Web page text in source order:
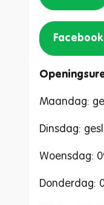
Facebook
Maandag:
Dinsdag:
Woensdag:
Donderdag: